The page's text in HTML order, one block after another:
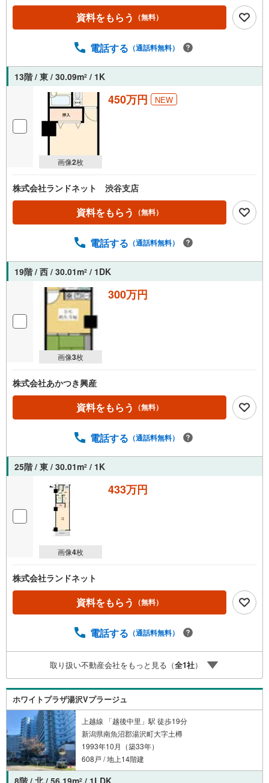
資料をもらう （無料）
電話する （通話料無料）
13階 / 東 / 30.09m2 / 1K
画像2枚
450万円 NEW
株式会社ランドネット 渋谷支店
資料をもらう （無料）
電話する （通話料無料）
19階 / 西 / 30.01m2 / 1DK
画像3枚
300万円
株式会社あかつき興産
資料をもらう （無料）
電話する （通話料無料）
25階 / 東 / 30.01m2 / 1K
画像4枚
433万円
株式会社ランドネット
資料をもらう （無料）
電話する （通話料無料）
取り扱い不動産会社をもっと見る（全1社）
ホワイトプラザ湯沢Vプラージュ
上越線 「越後中里」駅 徒歩19分
新潟県南魚沼郡湯沢町大字土樽
1993年10月（築33年）
608戸 / 地上14階建
8階 / 北 / 56.19m2 / 1LDK